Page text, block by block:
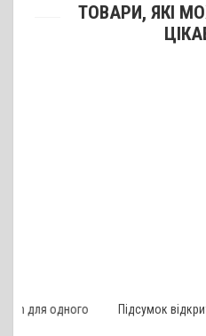
ТОВАРИ, ЯКІ
Підсумок відкритий DLP
для